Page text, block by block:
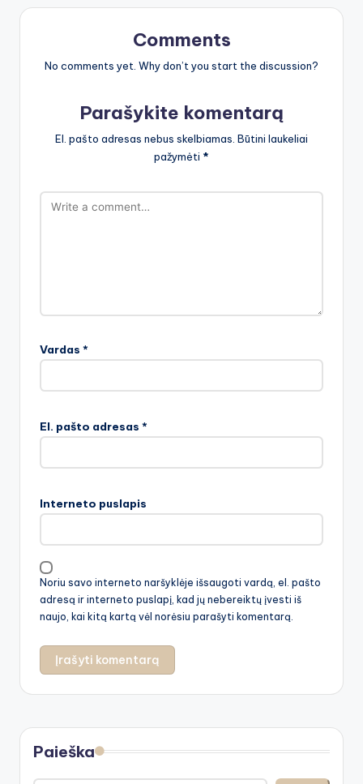
Comments
No comments yet. Why don’t you start the discussion?
Parašykite komentarą
El. pašto adresas nebus skelbiamas. Būtini laukeliai
pažymėti *
Vardas *
El. pašto adresas *
Interneto puslapis
Noriu savo interneto naršyklėje išsaugoti vardą, el. pašto
adresą ir interneto puslapį, kad jų nebereiktų įvesti iš
naujo, kai kitą kartą vėl norėsiu parašyti komentarą.
Paieška